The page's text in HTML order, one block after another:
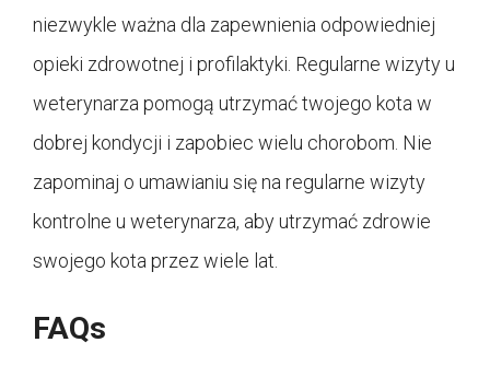
niezwykle ważna dla zapewnienia odpowiedniej
opieki zdrowotnej i profilaktyki. Regularne wizyty u
weterynarza pomogą utrzymać twojego kota w
dobrej kondycji i zapobiec wielu chorobom. Nie
zapominaj o umawianiu się na regularne wizyty
kontrolne u weterynarza, aby utrzymać zdrowie
swojego kota przez wiele lat.
FAQs